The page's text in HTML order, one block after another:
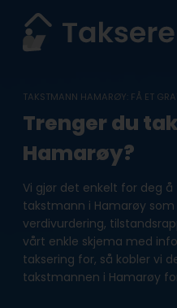
content
TAKSTMANN HAMARØY: FÅ ET
Trenger du
Hamarøy?
Vi gjør det enkelt for deg
takstmann i Hamarøy
verdivurdering,
vårt enkle skjema med
taksering for, så kobler vi
takstmannen i Hamarøy